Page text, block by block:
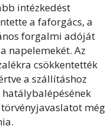
intézkedést
a faforgács, a
forgalmi adóját
napelemekét. Az
csökkentették
a szállításhoz
még